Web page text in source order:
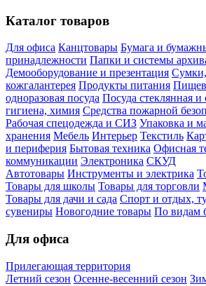
Каталог товаров
Для офиса Канцтовары Бумага и
принадлежности Папки и системы
Демооборудование и презентация
кожгалантерея Продукты питания
одноразовая посуда Посуда стеклянная и
гигиена, химия Средства пожарной
Рабочая спецодежда и СИЗ Упаковка и
хранения Мебель Интерьер Текстиль
и периферия Бытовая техника Офисная
коммуникации Электроника СКУД
Автотовары Инструменты и электрика
Товары для школы Товары для торговли
Товары для дачи и сада Спорт и отдых,
сувениры Новогодние товары По видам
Для офиса
Прилегающая территория
Летний сезон Осенне-весенний сезон